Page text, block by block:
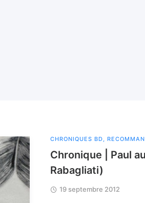
CHRONIQUES BD,
Chronique | Paul
Rabagliati)
19 septembre 2012